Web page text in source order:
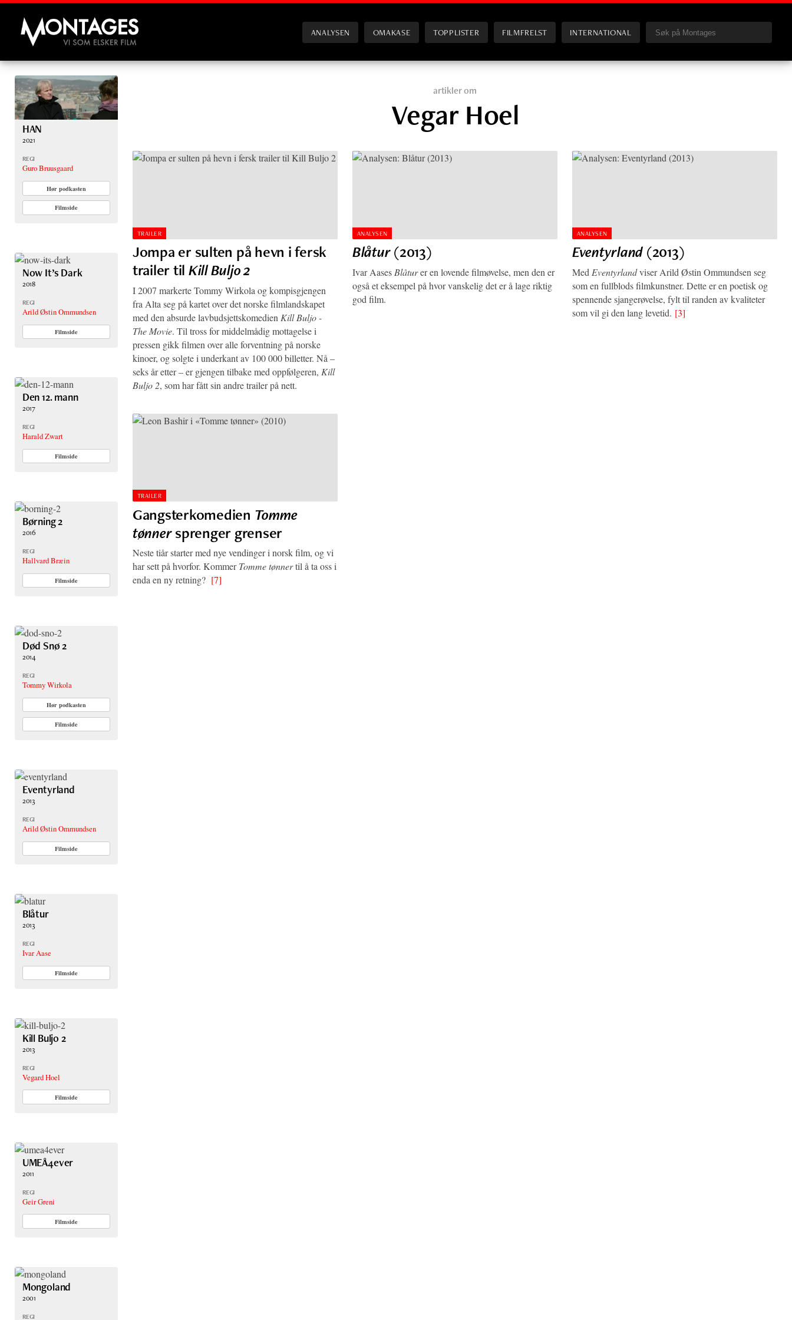
Montages
ANALYSEN OMAKASE TOPPLISTER FILMFRELST INTERNATIONAL
HAN
2021
REGI
Guro Bruusgaard
Hør podkasten
Filmside
Now It’s Dark
2018
REGI
Arild Østin Ommundsen
Filmside
Den 12. mann
2017
REGI
Harald Zwart
Filmside
Børning 2
2016
REGI
Hallvard Bræin
Filmside
Død Snø 2
2014
REGI
Tommy Wirkola
Hør podkasten
Filmside
Eventyrland
2013
REGI
Arild Østin Ommundsen
Filmside
Blåtur
2013
REGI
Ivar Aase
Filmside
Kill Buljo 2
2013
REGI
Vegard Hoel
Filmside
UMEÅ4ever
2011
REGI
Geir Greni
Filmside
Mongoland
2001
REGI
artikler om
Vegar Hoel
TRAILER
Jompa er sulten på hevn i fersk
trailer til Kill Buljo 2
I 2007 markerte Tommy Wirkola og kompisgjengen
fra Alta seg på kartet over det norske filmlandskapet
med den absurde lavbudsjettskomedien Kill Buljo -
The Movie. Til tross for middelmådig mottagelse i
pressen gikk filmen over alle forventning på norske
kinoer, og solgte i underkant av 100 000 billetter. Nå –
seks år etter – er gjengen tilbake med oppfølgeren, Kill
Buljo 2, som har fått sin andre trailer på nett.
ANALYSEN
Blåtur(2013)
Ivar Aases Blåturer en lovende filmøvelse, men den er
også et eksempel på hvor vanskelig det er å lage riktig
god film.
ANALYSEN
Eventyrland (2013)
Med Eventyrlandviser Arild Østin Ommundsen seg
som en fullblods filmkunstner. Dette er en poetisk og
spennende sjangerøvelse, fylt til randen av kvaliteter
som vil gi den lang levetid. [3]
TRAILER
Gangsterkomedien Tomme
tønnersprenger grenser
Neste tiår starter med nye vendinger i norsk film, og vi
har sett på hvorfor. KommerTomme tønnertil å ta oss i
enda en ny retning? [7]